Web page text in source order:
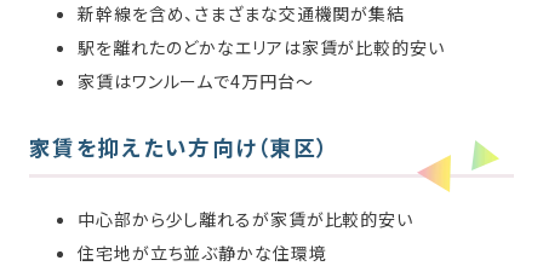
新幹線を含め、さまざまな交通機関が集結
駅を離れたのどかなエリアは家賃が比較的安い
家賃はワンルームで4万円台～
家賃を抑えたい方向け（東区）
中心部から少し離れるが家賃が比較的安い
住宅地が立ち並ぶ静かな住環境